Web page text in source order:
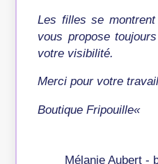
Les filles se
vous propose
votre visibilité.
Merci pour votre
Boutique Fripouille«
Mélanie Aubert -